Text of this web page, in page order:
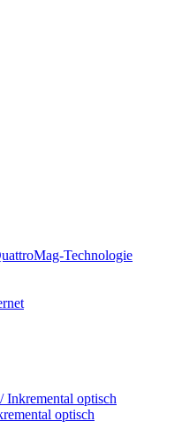
Technologie
Inkremental optisch
optisch